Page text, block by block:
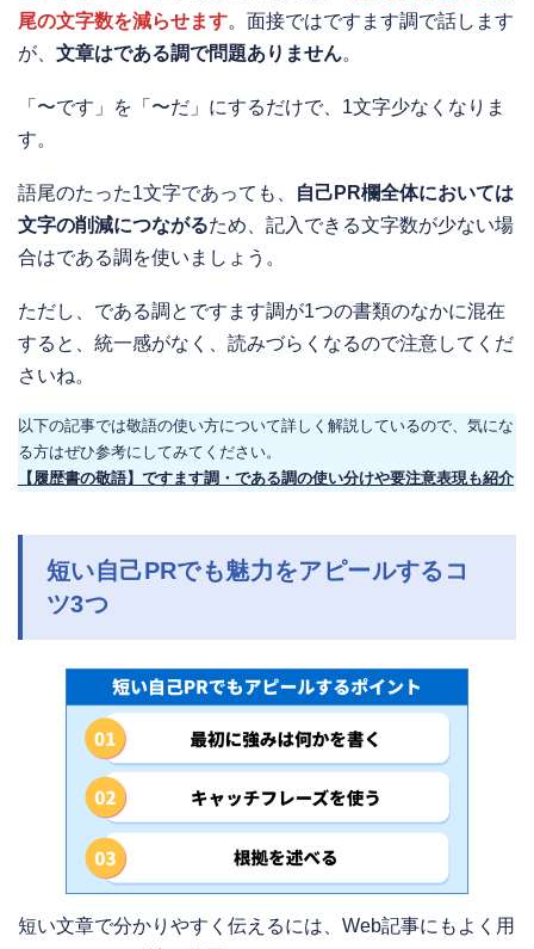
尾の文字数を減らせます。面接ではですます調で話します
が、 文章はである調で問題ありません。
「〜です」を「〜だ」にするだけで、1文字少なくなりま
す。
語尾のたった1文字であっても、
自己PR欄全体においては
文字の削減につながるため、記入できる文字数が少ない場
合はである調を使いましょう。
ただし、である調とですます調が1つの書類のなかに混在
すると、統一感がなく、読みづらくなるので注意してくだ
さいね。
以下の記事では敬語の使い方について詳しく解説しているので、気にな
る方はぜひ参考にしてみてください。
【履歴書の敬語】ですます調・である調の使い分けや要注意表現も紹介
短い自己PRでも魅力をアピールするコ
ツ3つ
短い文章で分かりやすく伝えるには、Web記事にもよく用